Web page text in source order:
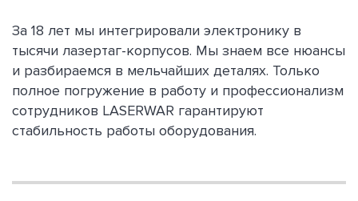
За 18 лет мы интегрировали электронику в
тысячи лазертаг-корпусов. Мы знаем все нюансы
и разбираемся в мельчайших деталях. Только
полное погружение в работу и профессионализм
сотрудников LASERWAR гарантируют
стабильность работы оборудования.